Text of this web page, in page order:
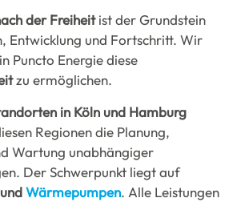
der Freiheitist der Grundstein
Entwicklung und Fortschritt. Wir
Puncto Energie diese
zu ermöglichen.
in Köln und Hamburg
Regionen die Planung,
Wartung unabhängiger
Der Schwerpunkt liegt auf
undWärmepumpen. Alle Leistungen